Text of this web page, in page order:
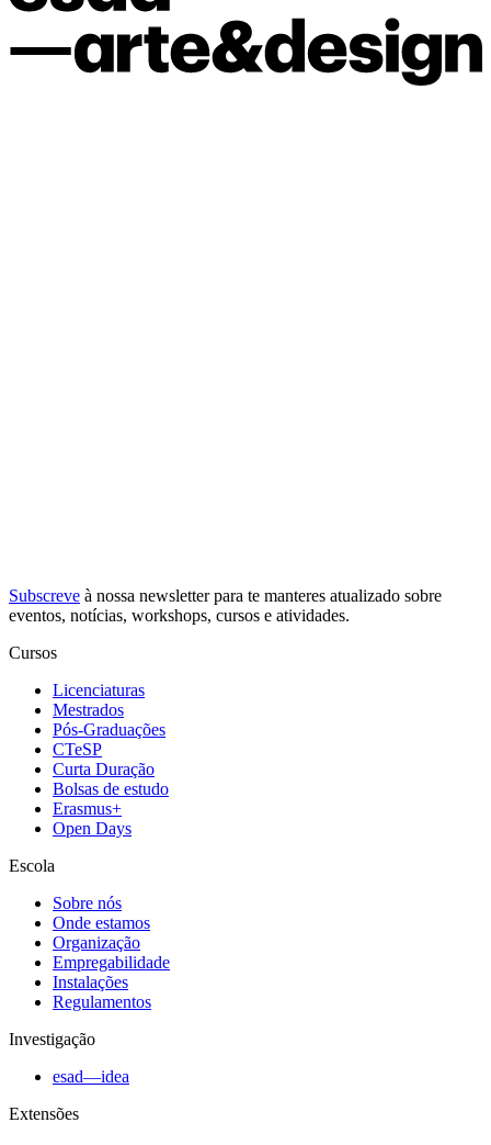
Subscreve à nossa newsletterpara te manteres atualizado sobre
eventos, notícias, workshops, cursos e atividades.
Cursos
Licenciaturas
Mestrados
Pós-Graduações
CTeSP
Curta Duração
Bolsas de estudo
Erasmus+
Open Days
Escola
Sobre nós
Onde estamos
Organização
Empregabilidade
Instalações
Regulamentos
Investigação
esad—idea
Extensões